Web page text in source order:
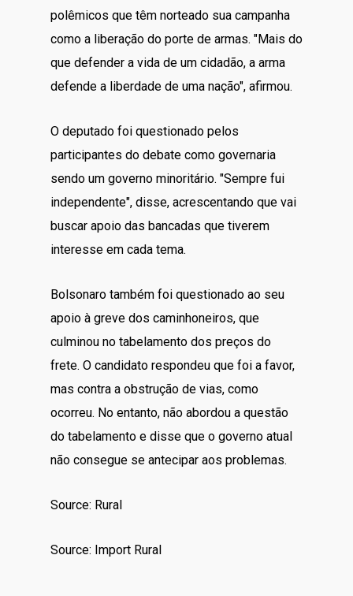
polêmicos que têm norteado sua campanha
como a liberação do porte de armas. "Mais do
que defender a vida de um cidadão, a arma
defende a liberdade de uma nação", afirmou.
O deputado foi questionado pelos
participantes do debate como governaria
sendo um governo minoritário. "Sempre fui
independente", disse, acrescentando que vai
buscar apoio das bancadas que tiverem
interesse em cada tema.
Bolsonaro também foi questionado ao seu
apoio à greve dos caminhoneiros, que
culminou no tabelamento dos preços do
frete. O candidato respondeu que foi a favor,
mas contra a obstrução de vias, como
ocorreu. No entanto, não abordou a questão
do tabelamento e disse que o governo atual
não consegue se antecipar aos problemas.
Source: Rural
Source: Import Rural